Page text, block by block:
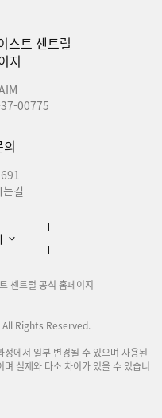
스트 센트럴
지
00775
길
센트럴 공식 홈페이지
Rights Reserved.
에서 일부 변경될 수 있으며 사용된
실제와 다소 차이가 있을 수 있습니